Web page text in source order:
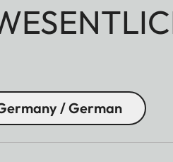
/ German